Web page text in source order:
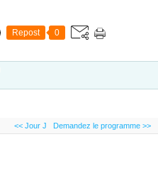
Repost 0
<< Jour J Demandez le programme >>